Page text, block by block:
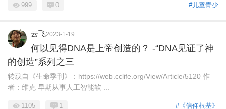
#儿童青少
999 0
云飞2023-1-19
何以见得DNA是上帝创造的？ -“DNA见证了神
的创造”系列之三
转载自《生命季刊》：https://web.cclife.org/View/Article/5120 作
者：维克 早期从事人工智能软 ...
#《信仰根基》
1105 1